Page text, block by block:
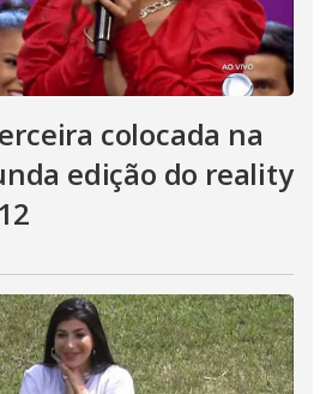
colocada na
edição do reality